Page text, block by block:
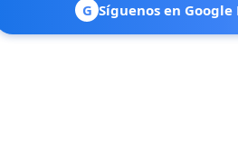
G Síguenos en Google